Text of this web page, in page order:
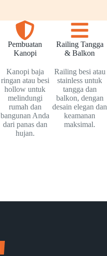
Pembuatan
Kanopi
Kanopi baja
ringan atau besi
hollow untuk
melindungi
rumah dan
bangunan Anda
dari panas dan
hujan.
Railing Tangga
& Balkon
Railing besi atau
stainless untuk
tangga dan
balkon, dengan
desain elegan dan
keamanan
maksimal.